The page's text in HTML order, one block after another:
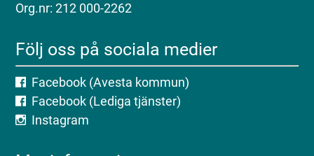
Org.nr: 212 000-2262
Följ oss på sociala medier
Facebook (Avesta kommun)
Facebook (Lediga tjänster)
Instagram